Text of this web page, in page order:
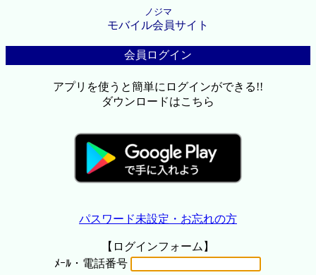
ノジマ
モバイル会員サイト
会員ログイン
アプリを使うと簡単にログインができる!!
ダウンロードはこちら
パスワード未設定・お忘れの方
【ログインフォーム】
ﾒｰﾙ・電話番号